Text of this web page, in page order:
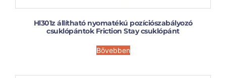
Hl301z állítható nyomatékú pozíciószabályozó
csuklópántok Friction Stay csuklópánt
Bővebben